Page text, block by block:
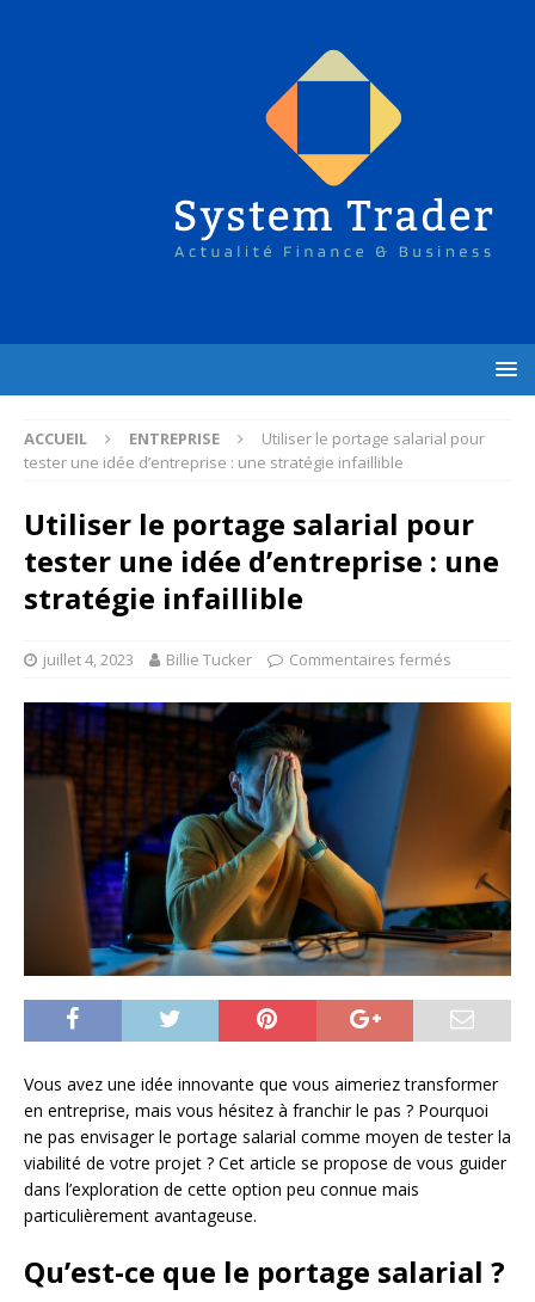
ACCUEIL ENTREPRISE
Utiliser le portage salarial pour
tester une idée d’entreprise : une stratégie infaillible
Utiliser le portage salarial pour
tester une idée d’entreprise : une
stratégie infaillible
juillet 4, 2023 Billie Tucker Commentaires fermés
Vous avez une idée innovante que vous aimeriez transformer
en entreprise, mais vous hésitez à franchir le pas ? Pourquoi
ne pas envisager le portage salarial comme moyen de tester la
viabilité de votre projet ? Cet article se propose de vous guider
dans l’exploration de cette option peu connue mais
particulièrement avantageuse.
Qu’est-ce que le portage salarial ?